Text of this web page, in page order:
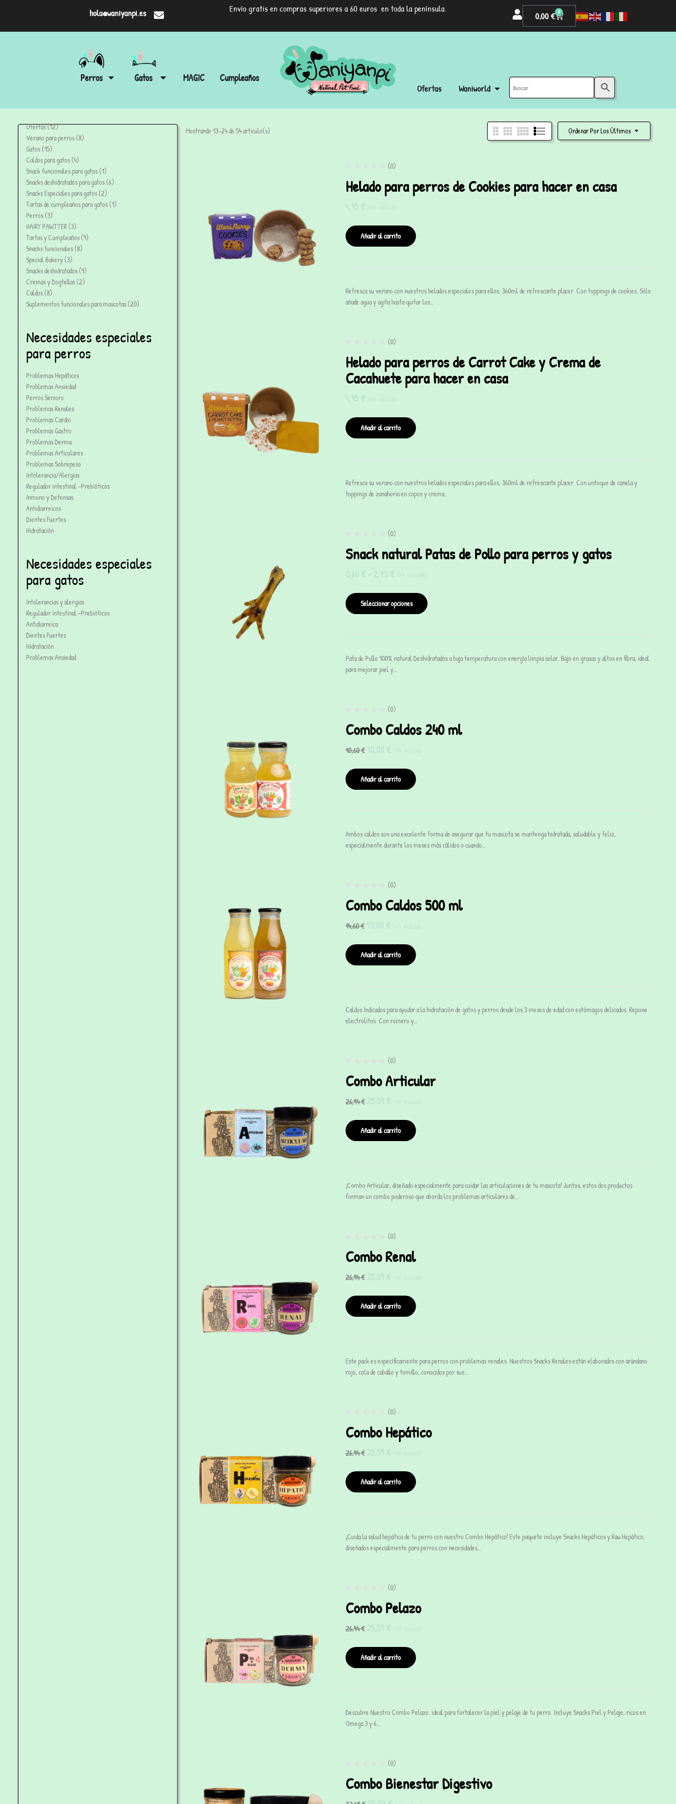
hola@waniyanpi.es Envío gratis en compras superiores a 60 euros en toda la península.
0,00€ 0
Perros Gatos MAGIC Cumpleaños
Ofertas Waniworld
Ofertas 12
Verano para perros 8
Gatos 15
Caldos para gatos 4
Snack funcionales para gatos 1
Snacks deshidratados para gatos 6
Snacks Especiales para gatos 2
Tartas de cumpleaños para gatos 1
Perros 3
HAIRY PAWTTER 3
Tartas y Cumpleaños 9
Snacks funcionales 8
Special Bakery 3
Snacks deshidratados 9
Cremas y Dogtellas 2
Caldos 8
Suplementos funcionales para mascotas 20
Necesidades especiales
para perros
Problemas Hepáticos
Problemas Ansiedad
Perros Seniors
Problemas Renales
Problemas Cardio
Problemas Gastro
Problemas Derma
Problemas Articulares
Problemas Sobrepeso
Intolerancia/Alergias
Regulador intestinal -Prebióticos
Inmuno y Defensas
Antidiarreicos
Dientes Fuertes
Hidratación
Necesidades especiales
para gatos
Intolerancias y alergias
Regulador intestinal -Prebióticos
Antidiarreico
Dientes Fuertes
Hidratación
Problemas Ansiedad
Ordenar Por Los Últimos
Mostrando 13–24 de 54 articulo(s)
(0)
Helado para perros de Cookies para hacer en casa
Añadir al carrito
Refresca su verano con nuestros helados especiales para ellos, 360ml de refrescante placer. Con toppings de cookies. Sólo
añade agua y agita hasta quitar los…
(0)
Helado para perros de Carrot Cake y Crema de
Cacahuete para hacer en casa
Añadir al carrito
Refresca su verano con nuestros helados especiales para ellos, 360ml de refrescante placer. Con untoque de canela y
toppings de zanahoria en copos y crema…
(0)
Snack natural Patas de Pollo para perros y gatos
Seleccionar opciones
Pata de Pollo 100% natural Deshidratados a baja temperatura con energía limpia solar. Bajo en grasas y altos en fibra, ideal
para mejorar piel y…
(0)
Combo Caldos 240 ml
10,60€
Añadir al carrito
Ambos caldos son una excelente forma de asegurar que tu mascota se mantenga hidratada, saludable y feliz,
especialmente durante los meses más cálidos o cuando…
(0)
Combo Caldos 500 ml
14,60€
Añadir al carrito
Caldos Indicados para ayudar a la hidratación de gatos y perros desde los 3 meses de edad con estómagos delicados. Repone
electrolitos. Con romero y…
(0)
Combo Articular
26,94€
Añadir al carrito
¡Combo Articular, diseñado especialmente para cuidar las articulaciones de tu mascota! Juntos, estos dos productos
forman un combo poderoso que aborda los problemas articulares de…
(0)
Combo Renal
26,94€
Añadir al carrito
Este pack es específicamente para perros con problemas renales. Nuestros Snacks Renales están elaborados con arándano
rojo, cola de caballo y tomillo, conocidos por sus…
(0)
Combo Hepático
26,94€
Añadir al carrito
¡Cuida la salud hepática de tu perro con nuestro Combo Hepático! Este paquete incluye Snacks Hepáticos y Raw Hepático,
diseñados especialmente para perros con necesidades…
(0)
Combo Pelazo
26,94€
Añadir al carrito
Descubre Nuestro Combo Pelazo: ideal para fortalecer la piel y pelaje de tu perro. Incluye Snacks Piel y Pelaje, ricos en
Omega 3 y 6…
(0)
Combo Bienestar Digestivo